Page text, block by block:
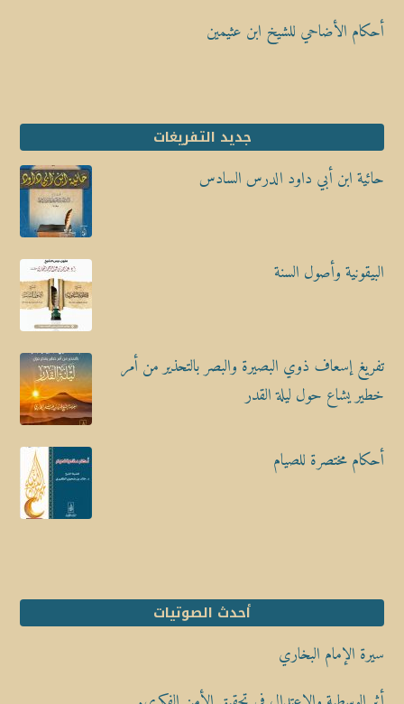
أحكام الأضاحي للشيخ ابن عثيمين
جديد التفريغات
حائية ابن أبي داود الدرس السادس
البيقونية وأصول السنة
تفريغ إسعاف ذوي البصيرة والبصر بالتحذير من أمر
خطير يشاع حول ليلة القدر
أحكام مختصرة للصيام
أحدث الصوتيات
سيرة الإمام البخاري